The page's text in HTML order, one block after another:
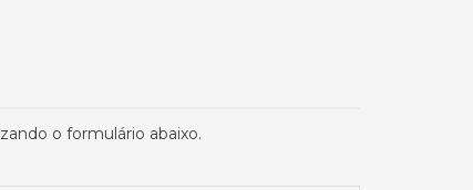
o formulário abaixo.